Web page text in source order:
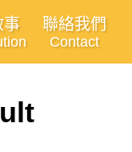
事 聯絡我們
Contact